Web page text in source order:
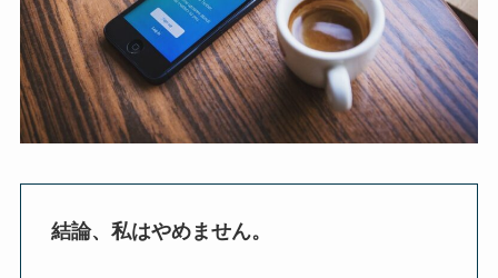
結論、私はやめません。